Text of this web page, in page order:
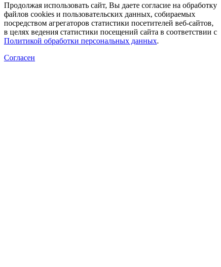
Продолжая использовать сайт, Вы даете согласие на обработку
файлов cookies и пользовательских данных, собираемых
посредством агрегаторов статистики посетителей веб-сайтов,
в целях ведения статистики посещений сайта в соответствии с
Политикой обработки персональных данных.
Согласен